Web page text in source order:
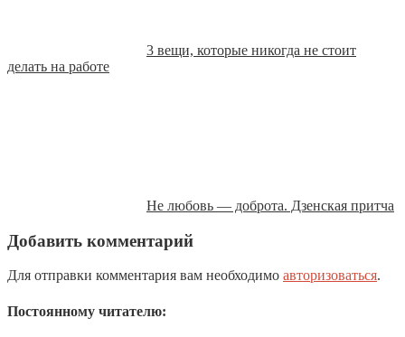
3 вещи, которые никогда не стоит
делать на работе
Не любовь — доброта. Дзенская притча
Добавить комментарий
Для отправки комментария вам необходимо авторизоваться.
Постоянному читателю: